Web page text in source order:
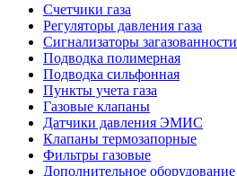
Счетчики газа
Регуляторы давления газа
Сигнализаторы загазованности
Подводка полимерная
Подводка сильфонная
Пункты учета газа
Газовые клапаны
Датчики давления ЭМИС
Клапаны термозапорные
Фильтры газовые
Дополнительное оборудование